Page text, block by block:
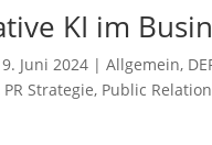
KI im
Juni 2024 |Allgemein,
PR Strategie, Public